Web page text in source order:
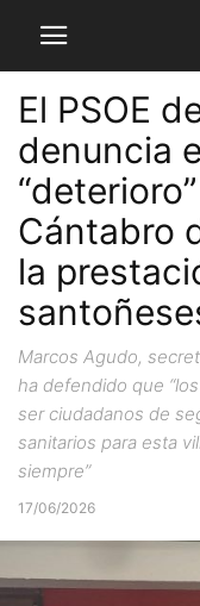
El PSOE
denuncia
Cántabro
la
Marcos Agudo,
ha defendido que
ser ciudadanos de
sanitarios para esta
siempre”
17/06/2026